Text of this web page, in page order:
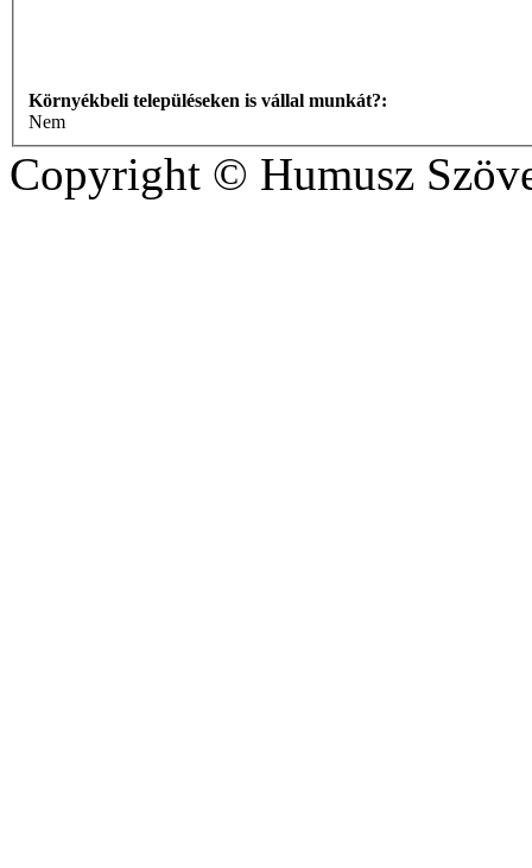
Környékbeli településeken is vállal munkát?:
Nem
Copyright © Humusz